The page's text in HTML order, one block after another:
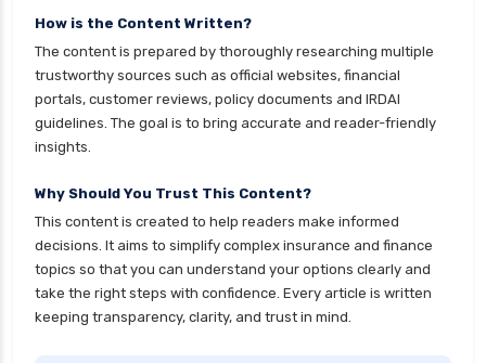
health insurance pune
health insurance rajkot
health insurance renewal process
health insurance stocks india
health insurance tax benefits 80d
health insurance thane
health insurance tirunelveli
health insurance top up plan comparison
How is the Content Written?
The content is prepared by thoroughly researching multiple
trustworthy sources such as official websites, financial
portals, customer reviews, policy documents and IRDAI
guidelines. The goal is to bring accurate and reader-friendly
insights.
Why Should You Trust This Content?
This content is created to help readers make informed
decisions. It aims to simplify complex insurance and finance
topics so that you can understand your options clearly and
take the right steps with confidence. Every article is written
keeping transparency, clarity, and trust in mind.